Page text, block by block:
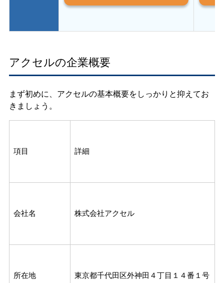
アクセルの企業概要
まず初めに、アクセルの基本概要をしっかりと抑えてお
きましょう。
項目 詳細
会社名 株式会社アクセル
所在地 東京都千代田区外神田４丁目１４番１号